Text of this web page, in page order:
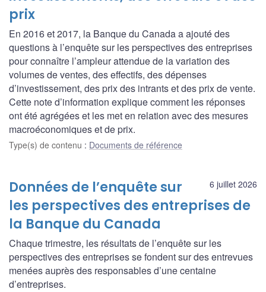
prix
En 2016 et 2017, la Banque du Canada a ajouté des
questions à l’enquête sur les perspectives des entreprises
pour connaître l’ampleur attendue de la variation des
volumes de ventes, des effectifs, des dépenses
d’investissement, des prix des intrants et des prix de vente.
Cette note d’information explique comment les réponses
ont été agrégées et les met en relation avec des mesures
macroéconomiques et de prix.
Type(s) de contenu : Documents de référence
6 juillet 2026
Données de l’enquête sur
les perspectives des entreprises de
la Banque du Canada
Chaque trimestre, les résultats de l’enquête sur les
perspectives des entreprises se fondent sur des entrevues
menées auprès des responsables d’une centaine
d’entreprises.